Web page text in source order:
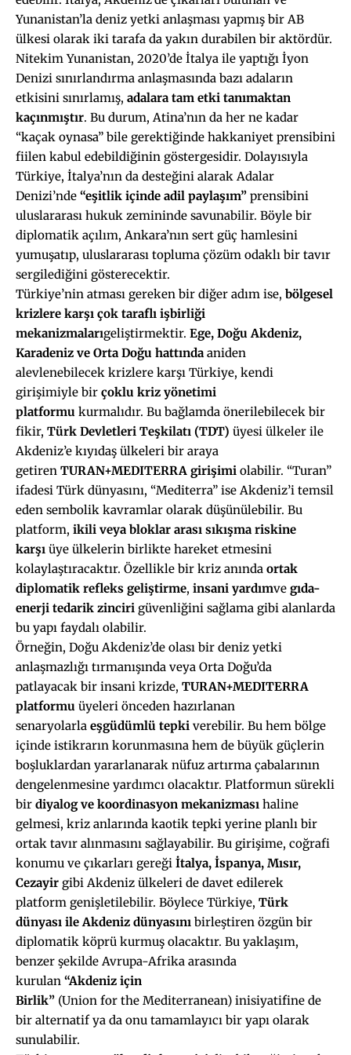
Yunanistan’la deniz yetki anlaşması yapmış bir AB
ülkesi olarak iki tarafa da yakın durabilen bir aktördür.
Nitekim Yunanistan, 2020’de İtalya ile yaptığı İyon
Denizi sınırlandırma anlaşmasında bazı adaların
etkisini sınırlamış, adalara tam etki tanımaktan
kaçınmıştır. Bu durum, Atina’nın da her ne kadar
“kaçak oynasa” bile gerektiğinde hakkaniyet prensibini
fiilen kabul edebildiğinin göstergesidir. Dolayısıyla
Türkiye, İtalya’nın da desteğini alarak Adalar
Denizi’nde “eşitlik içinde adil paylaşım” prensibini
uluslararası hukuk zemininde savunabilir. Böyle bir
diplomatik açılım, Ankara’nın sert güç hamlesini
yumuşatıp, uluslararası topluma çözüm odaklı bir tavır
sergilediğini gösterecektir.
Türkiye’nin atması gereken bir diğer adım ise, bölgesel
krizlere karşı çok taraflı işbirliği
mekanizmalarıgeliştirmektir. Ege, Doğu Akdeniz,
Karadeniz ve Orta Doğu hattında aniden
alevlenebilecek krizlere karşı Türkiye, kendi
girişimiyle bir çoklu kriz yönetimi
platformu kurmalıdır. Bu bağlamda önerilebilecek bir
fikir, Türk Devletleri Teşkilatı (TDT) üyesi ülkeler ile
Akdeniz’e kıyıdaş ülkeleri bir araya
getiren TURAN+MEDITERRA girişimi olabilir. “Turan”
ifadesi Türk dünyasını, “Mediterra” ise Akdeniz’i temsil
eden sembolik kavramlar olarak düşünülebilir. Bu
platform, ikili veya bloklar arası sıkışma riskine
karşı üye ülkelerin birlikte hareket etmesini
kolaylaştıracaktır. Özellikle bir kriz anında ortak
diplomatik refleks geliştirme, insani yardımve gıda-
enerji tedarik zinciri güvenliğini sağlama gibi alanlarda
bu yapı faydalı olabilir.
Örneğin, Doğu Akdeniz’de olası bir deniz yetki
anlaşmazlığı tırmanışında veya Orta Doğu’da
patlayacak bir insani krizde, TURAN+MEDITERRA
platformu üyeleri önceden hazırlanan
senaryolarla eşgüdümlü tepki verebilir. Bu hem bölge
içinde istikrarın korunmasına hem de büyük güçlerin
boşluklardan yararlanarak nüfuz artırma çabalarının
dengelenmesine yardımcı olacaktır. Platformun sürekli
bir diyalog ve koordinasyon mekanizması haline
gelmesi, kriz anlarında kaotik tepki yerine planlı bir
ortak tavır alınmasını sağlayabilir. Bu girişime, coğrafi
konumu ve çıkarları gereği İtalya, İspanya, Mısır,
Cezayir gibi Akdeniz ülkeleri de davet edilerek
platform genişletilebilir. Böylece Türkiye, Türk
dünyası ile Akdeniz dünyasını birleştiren özgün bir
diplomatik köprü kurmuş olacaktır. Bu yaklaşım,
benzer şekilde Avrupa-Afrika arasında
kurulan “Akdeniz için
Birlik” (Union for the Mediterranean) inisiyatifine de
bir alternatif ya da onu tamamlayıcı bir yapı olarak
sunulabilir.